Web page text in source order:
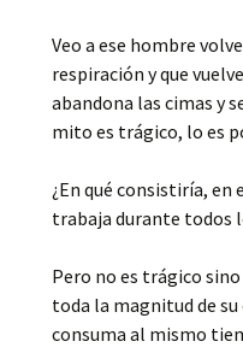
Veo a ese hombre
respiración y que
abandona las cimas y
mito es trágico, lo es
¿En qué consistiría,
trabaja durante todos
Pero no es trágico
toda la magnitud de
consuma al mismo